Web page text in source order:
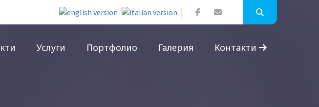
Услуги Портфолио Галерия Контакти